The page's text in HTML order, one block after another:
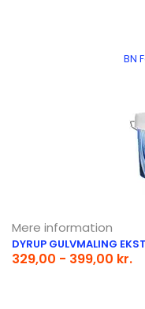
BN
Mere information
DYRUP GULVMALING
329,00 - 399,00 kr.